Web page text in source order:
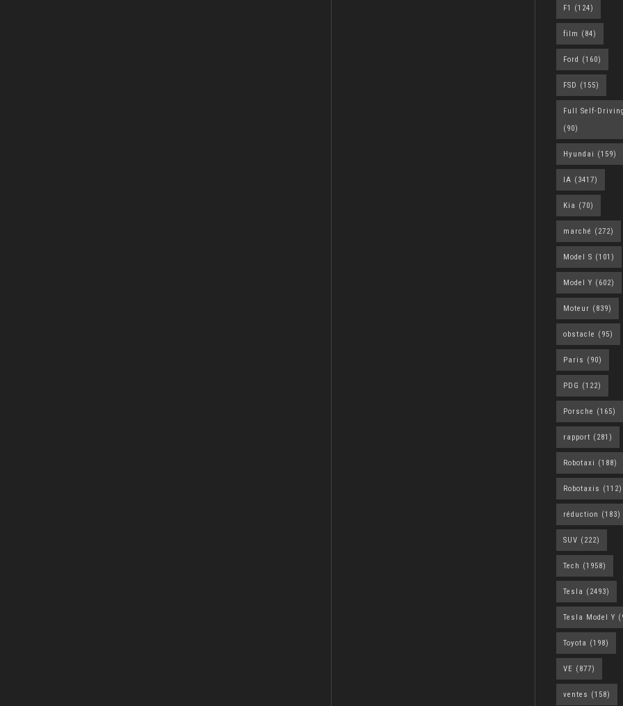
F1 (124)
film (84)
Ford (160)
FSD (155)
Full Self-
(90)
Hyundai (159)
IA (3417)
Kia (70)
marché (272)
Model S (101)
Model Y (602)
Moteur (839)
obstacle (95)
Paris (90)
PDG (122)
Porsche (165)
rapport (281)
Robotaxi (188)
Robotaxis (112)
réduction (183)
SUV (222)
Tech (1958)
Tesla (2493)
Tesla Model Y
Toyota (198)
VE (877)
ventes (158)